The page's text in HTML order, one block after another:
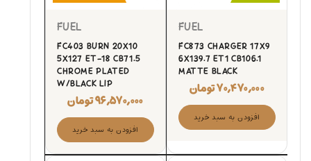
FUEL
FC873 CHARGER 17X9
6X139.7 ET1 CB106.1
MATTE BLACK
۷۰,۴۷۰,۰۰۰تومان
افزودن به سبد خرید
FUEL
FC403 BURN 20X10
5X127 ET-18 CB71.5
CHROME PLATED
W/BLACK LIP
۹۶,۵۷۰,۰۰۰تومان
افزودن به سبد خرید